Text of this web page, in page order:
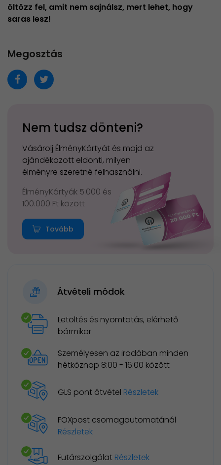
öltözz fel, amit nem sajnálsz, mert lehet, hogy
saras lesz!
Megosztás
Nem tudsz dönteni?
Vásárolj ÉlményKártyát és majd az
ajándékozott eldönti, milyen
élményre szeretné felhasználni.
ÉlményKártyák 5.000 és
100.000 Ft között
Tovább
Átvételi módok
Letöltés és nyomtatás, elérhető
bármikor
Személyesen az irodában minden
hétköznap 8:00 - 16:00 között
GLS pont átvétel Részletek
FOXpost csomagautomatánál
Részletek
Futárszolgálat Részletek